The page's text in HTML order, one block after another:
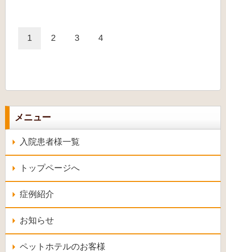
1 2 3 4
メニュー
入院患者様一覧
トップページへ
症例紹介
お知らせ
ペットホテルのお客様